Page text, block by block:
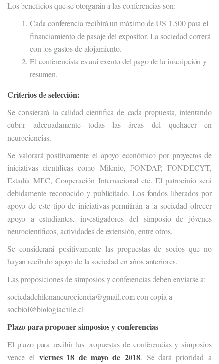
Los beneficios que se otorgarán a las conferencias son:
Cada conferencia recibirá un máximo de US 1.500 para el
financiamiento de pasaje del expositor. La sociedad correrá
con los gastos de alojamiento.
El conferencista estará exento del pago de la inscripción y
resumen.
Criterios de selección:
Se consierará la calidad cientifica de cada propuesta, intentando
cubrir adecuadamente todas las áreas del quehacer en
neurociencias.
Se valorará positivamente el apoyo económico por proyectos de
iniciativas científicas como Milenio, FONDAP, FONDECYT,
Estadía MEC, Cooperación Internacional etc. El patrocinio será
debidamente reconocido y publicitado. Los fondos liberados por
apoyo de este tipo de iniciativas permitirán a la sociedad ofrecer
apoyo a estudiantes, investigadores del simposio de jóvenes
neurocientíficos, actividades de extensión, entre otros.
Se considerará positivamente las propuestas de socios que no
hayan recibido apoyo de la sociedad en años anteriores.
Las proposiciones de simposios y conferencias deben enviarse a:
sociedadchilenaneurociencia@gmail.com con copia a
socbiol@biologiachile.cl
Plazo para proponer simposios y conferencias
El plazo para recibir las propuestas de conferencias y simposios
vence elviernes 18 de mayo de 2018. Se dará prioridad a